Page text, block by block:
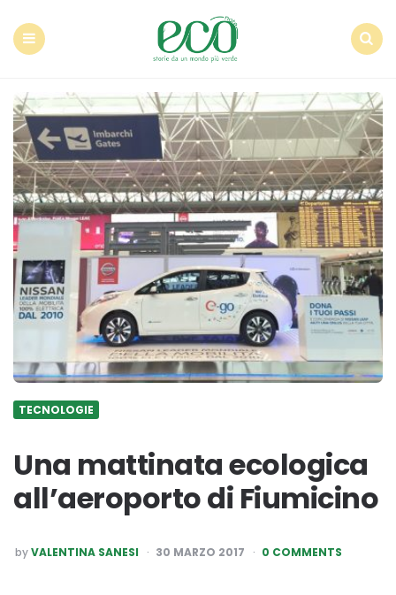
TECNOLOGIE
Una mattinata ecologica
all’aeroporto di Fiumicino
POSTED
BY
byVALENTINA SANESI 30 MARZO 2017 0 COMMENTS